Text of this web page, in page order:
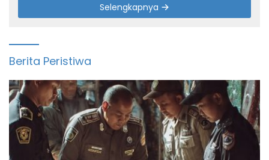
Selengkapnya
Berita Peristiwa